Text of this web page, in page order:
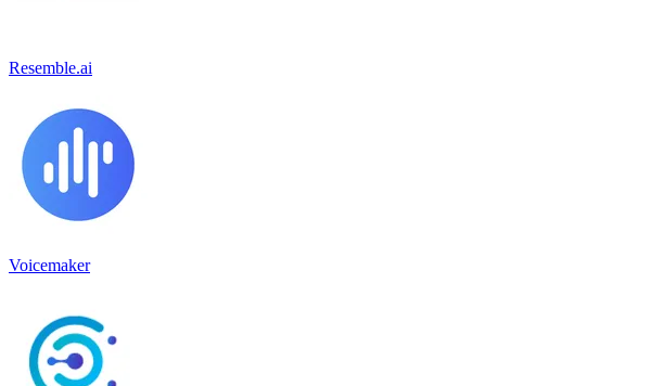
Resemble.ai
Voicemaker